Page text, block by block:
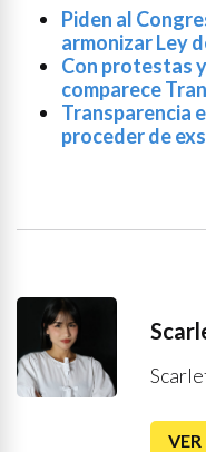
Piden al
armonizar Ley
Con protestas
comparece
Transparencia
proceder de